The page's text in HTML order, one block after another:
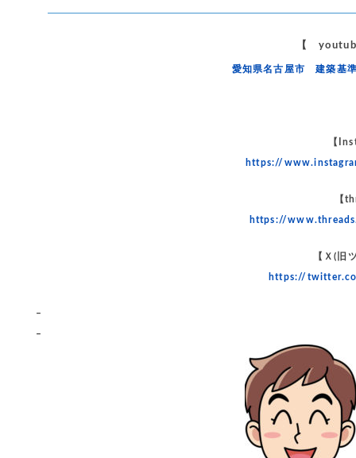
【
愛知県名古屋市 建築基
【
https://
【
https://
【Ｘ(旧
https://
–
–